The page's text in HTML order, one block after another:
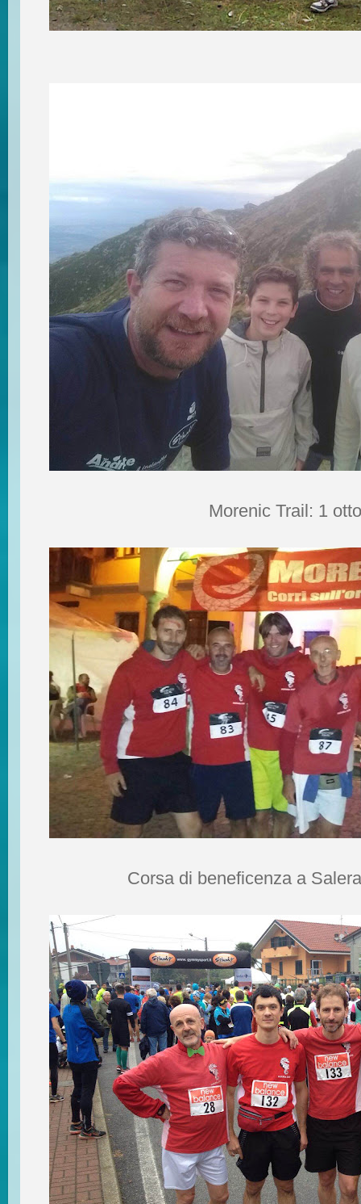
Morenic Trail: 1
Corsa di beneficenza a